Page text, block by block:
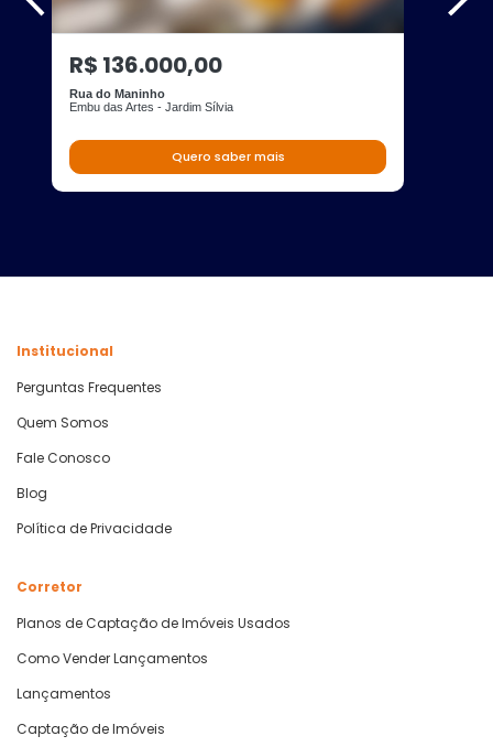
R$ 136.000,00
Rua do Maninho
Embu das Artes - Jardim Sílvia
Quero saber mais
Institucional
Perguntas Frequentes
Quem Somos
Fale Conosco
Blog
Política de Privacidade
Corretor
Planos de Captação de Imóveis Usados
Como Vender Lançamentos
Lançamentos
Captação de Imóveis